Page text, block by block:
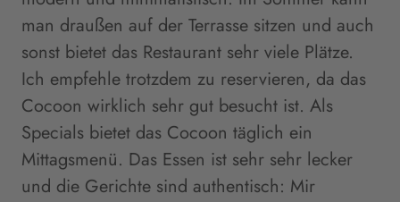
man draußen auf der Terrasse sitzen und auch
sonst bietet das Restaurant sehr viele Plätze.
Ich empfehle trotzdem zu reservieren, da das
Cocoon wirklich sehr gut besucht ist. Als
Specials bietet das Cocoon täglich ein
Mittagsmenü. Das Essen ist sehr sehr lecker
und die Gerichte sind authentisch: Mir